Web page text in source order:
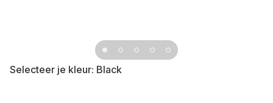
Selecteer je kleur: Black